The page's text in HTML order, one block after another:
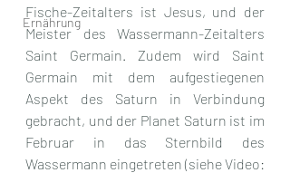
Ernährung
Fische-Zeitalters ist Jesus, und der
Meister des Wassermann-Zeitalters
Saint Germain. Zudem wird Saint
Germain mit dem aufgestiegenen
Aspekt des Saturn in Verbindung
gebracht, und der Planet Saturn ist im
Februar in das Sternbild des
Wassermann eingetreten (siehe Video: